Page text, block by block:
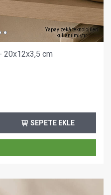
Yapay zekâ teknolojileri
kullanılmıştır.
20x12x3,5 cm
SEPETE EKLE